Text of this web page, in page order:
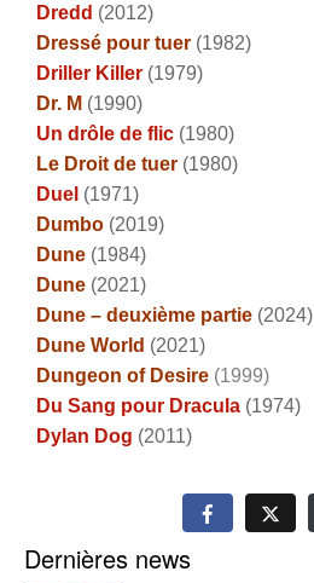
Dredd (2012)
Dressé pour tuer (1982)
Driller Killer (1979)
Dr. M (1990)
Un drôle de flic (1980)
Le Droit de tuer (1980)
Duel (1971)
Dumbo (2019)
Dune (1984)
Dune (2021)
Dune – deuxième partie (2024)
Dune World (2021)
Dungeon of Desire (1999)
Du Sang pour Dracula (1974)
Dylan Dog (2011)
Dernières news